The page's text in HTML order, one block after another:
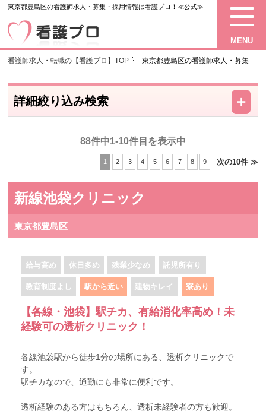
東京都豊島区の看護師求人・募集・採用情報は看護プロ！≪公式≫
MENU
看護師求人・転職の【看護プロ】TOP 東京都豊島区の看護師求人・募集
詳細絞り込み検索 －
＋
88件中1-10件目を表示中
1 2 3 4 5 6 7 8 9 次の10件 ≫
新線池袋クリニック
東京都豊島区
給与高め 休日多め 残業少なめ 託児所有り
教育制度よし 駅から近い 建物キレイ 寮あり
【各線・池袋】駅チカ、有給消化率高め！未
経験可の透析クリニック！
各線池袋駅から徒歩1分の場所にある、透析クリニックで
す。
駅チカなので、通勤にも非常に便利です。
透析経験のある方はもちろん、透析未経験者の方も歓迎。